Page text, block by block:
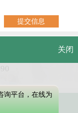
解放大道479号
癜风医院
关闭
询平台，在线为